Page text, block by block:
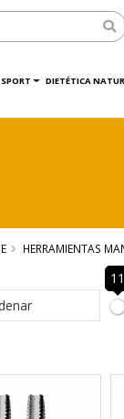
DIETÉTICA
HERRAMIENTAS
11